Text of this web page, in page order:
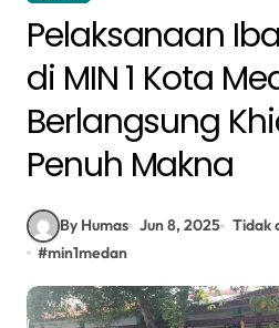
Pelaksanaan
di MIN 1 Kota
Berlangsung
Penuh Makna
By Humas Jun 8, 2025 Tidak
#min1medan